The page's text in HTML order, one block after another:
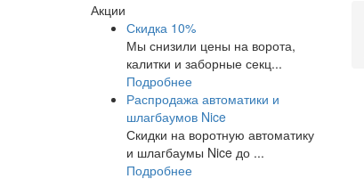
Акции
Скидка 10%
Мы снизили цены на ворота,
калитки и заборные секц...
Подробнее
Распродажа автоматики и
шлагбаумов Nice
Скидки на воротную автоматику
и шлагбаумы Nice до ...
Подробнее